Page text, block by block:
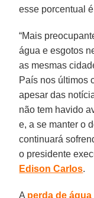
esse porcentual
“Mais
água e esgotos
as mesmas
País nos últimos
apesar das
não tem havido
e, a se manter o
continuará
o presidente
Edison Carlos.
A perda de água